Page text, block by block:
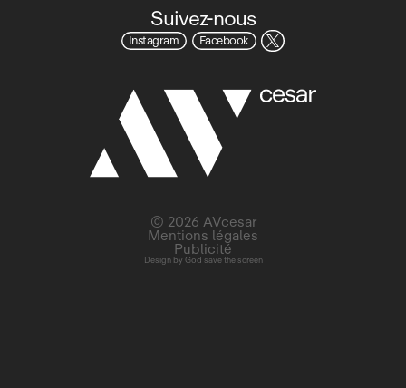
Suivez-nous
Instagram Facebook
Design by God save the screen
© 2026 AVcesar
Mentions légales
Publicité